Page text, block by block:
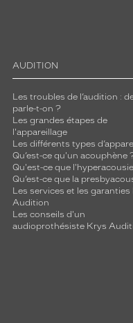
AUDITION
Les troubles de l’audition :
parle-t-on ?
Les grandes étapes de
l'appareillage
Les différents types
Qu’est-ce qu'un acouphène
Qu'est-ce que
Qu’est-ce que la
Les services et les garanties
Audition
Les conseils d'un
audioprothésiste Krys